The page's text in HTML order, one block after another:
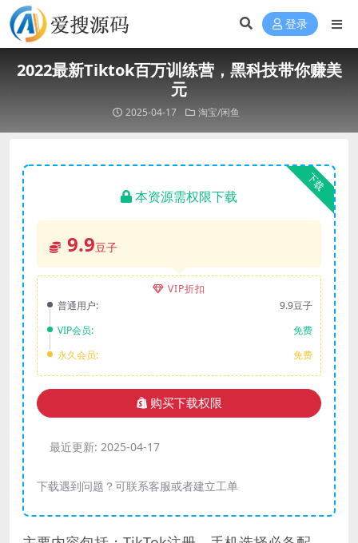
登录
2022最新Tiktok百万训练营，黑科技带你赚美
元
2025-04-17 淘宝/闲鱼
下载
本资源需权限下载
9.9豆子
VIP折扣
普通用户:
9.9豆子
VIP会员:
免费
永久会员:
免费
购买下载权限
最近更新: 2025-04-17
下载遇到问题？可联系客服或者建立工单